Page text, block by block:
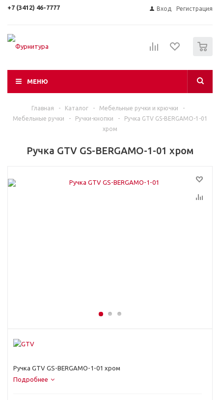
+7 (3412) 46-7777 Вход Регистрация
МЕНЮ
Главная - Каталог - Мебельные ручки и крючки
-
Мебельные ручки
- Ручки-кнопки -
Ручка GTV GS-BERGAMO-1-01
хром
Ручка GTV GS-BERGAMO-1-01 хром
Ручка GTV GS-BERGAMO-1-01 хром
Подробнее